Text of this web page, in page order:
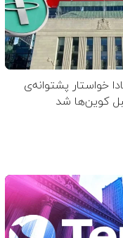
خواستار پشتوانه‌ی
کوین‌ها شد